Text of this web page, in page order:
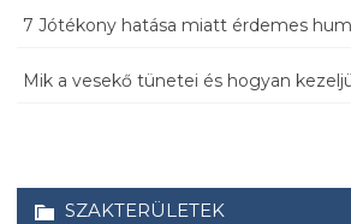
7 Jótékony hatása miatt érdemes
Mik a vesekő tünetei és hogyan
SZAKTERÜLETEK